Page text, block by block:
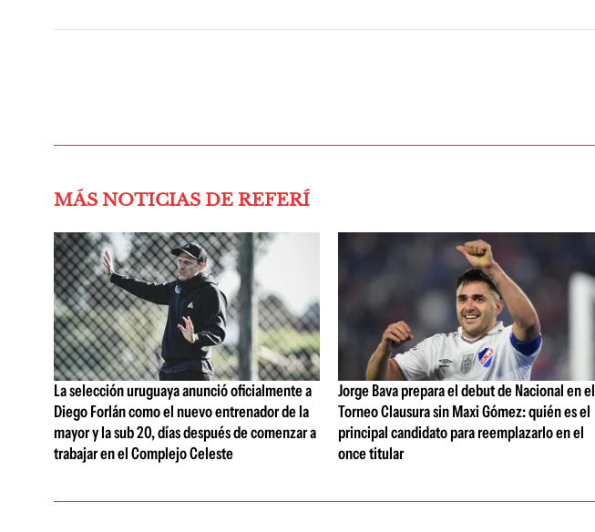
MÁS NOTICIAS DE REFERÍ
La selección uruguaya anunció oficialmente a
Diego Forlán como el nuevo entrenador de la
mayor y la sub 20, días después de comenzar a
trabajar en el Complejo Celeste
Jorge Bava prepara el debut de Nacional en el
Torneo Clausura sin Maxi Gómez: quién es el
principal candidato para reemplazarlo en el
once titular